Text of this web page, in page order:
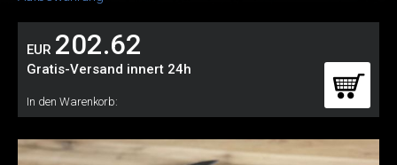
EUR 202.62
Gratis-Versand innert 24h
In den Warenkorb: